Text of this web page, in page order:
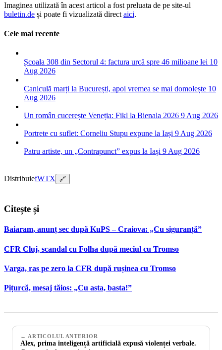
Imaginea utilizată în acest articol a fost preluata de pe site-ul
buletin.de și poate fi vizualizată direct aici.
Cele mai recente
Școala 308 din Sectorul 4: factura urcă spre 46 milioane lei 10
Aug 2026
Caniculă marți la București, apoi vremea se mai domolește 10
Aug 2026
Un român cucerește Veneția: Fikl la Bienala 2026 9 Aug 2026
Portrete cu suflet: Corneliu Stupu expune la Iași 9 Aug 2026
Patru artiste, un „Contrapunct” expus la Iași 9 Aug 2026
DistribuiefWTX 🔗
Citește și
Baiaram, anunț sec după KuPS – Craiova: „Cu siguranță”
CFR Cluj, scandal cu Folha după meciul cu Tromso
Varga, ras pe zero la CFR după rușinea cu Tromso
Pițurcă, mesaj tăios: „Cu asta, basta!”
← ARTICOLUL ANTERIOR
Alex, prima inteligență artificială expusă violenței verbale.